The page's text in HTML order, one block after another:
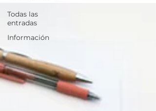
Todas las
entradas
Información